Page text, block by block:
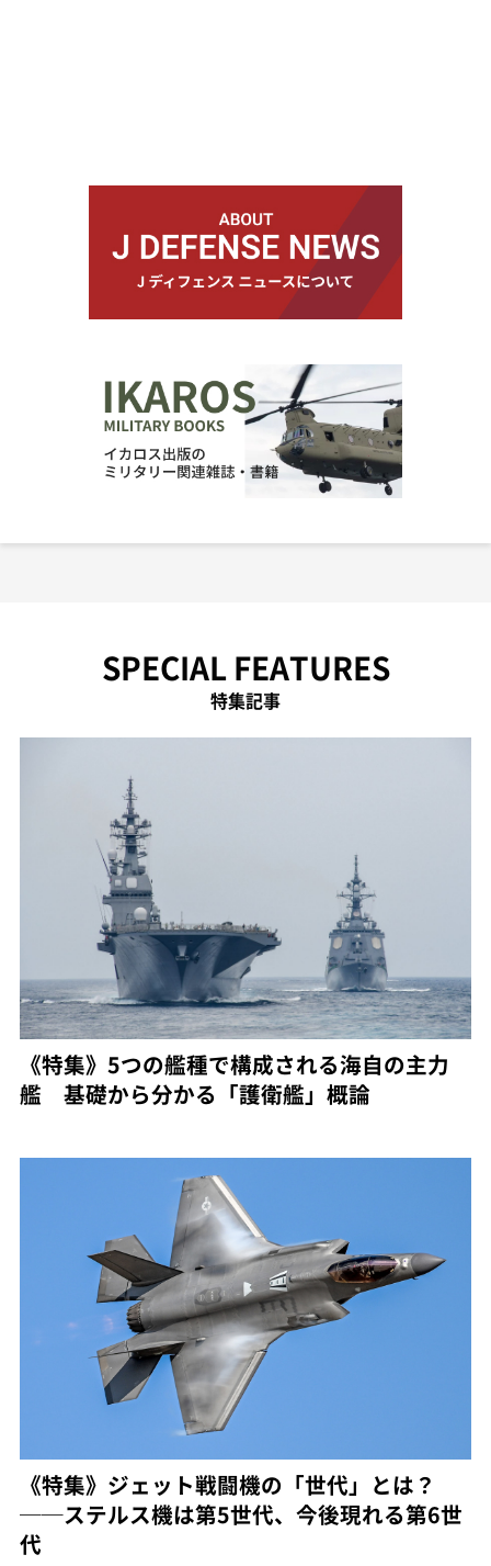
SPECIAL FEATURES
特集記事
《特集》5つの艦種で構成される海自の主力
艦 基礎から分かる「護衛艦」概論
《特集》ジェット戦闘機の「世代」とは？
──ステルス機は第5世代、今後現れる第6世
代